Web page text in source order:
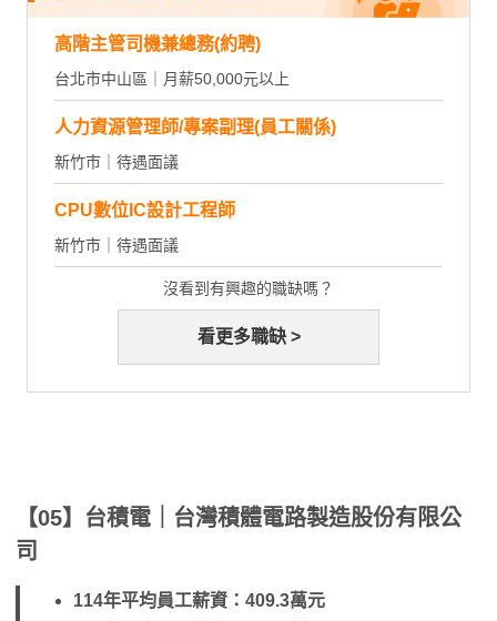
高階主管司機兼總務(約聘)
台北市中山區｜月薪50,000元以上
人力資源管理師/專案副理(員工關係)
新竹市｜待遇面議
CPU數位IC設計工程師
新竹市｜待遇面議
沒看到有興趣的職缺嗎？
看更多職缺 >
【05】台積電｜台灣積體電路製造股份有限公
司
114年平均員工薪資：409.3萬元